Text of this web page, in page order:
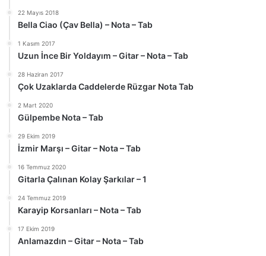
22 Mayıs 2018
Bella Ciao (Çav Bella) – Nota – Tab
1 Kasım 2017
Uzun İnce Bir Yoldayım – Gitar – Nota – Tab
28 Haziran 2017
Çok Uzaklarda Caddelerde Rüzgar Nota Tab
2 Mart 2020
Gülpembe Nota – Tab
29 Ekim 2019
İzmir Marşı – Gitar – Nota – Tab
16 Temmuz 2020
Gitarla Çalınan Kolay Şarkılar – 1
24 Temmuz 2019
Karayip Korsanları – Nota – Tab
17 Ekim 2019
Anlamazdın – Gitar – Nota – Tab